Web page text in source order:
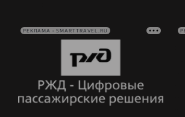
РЕКЛАМА • SMARTTRAVEL.RU